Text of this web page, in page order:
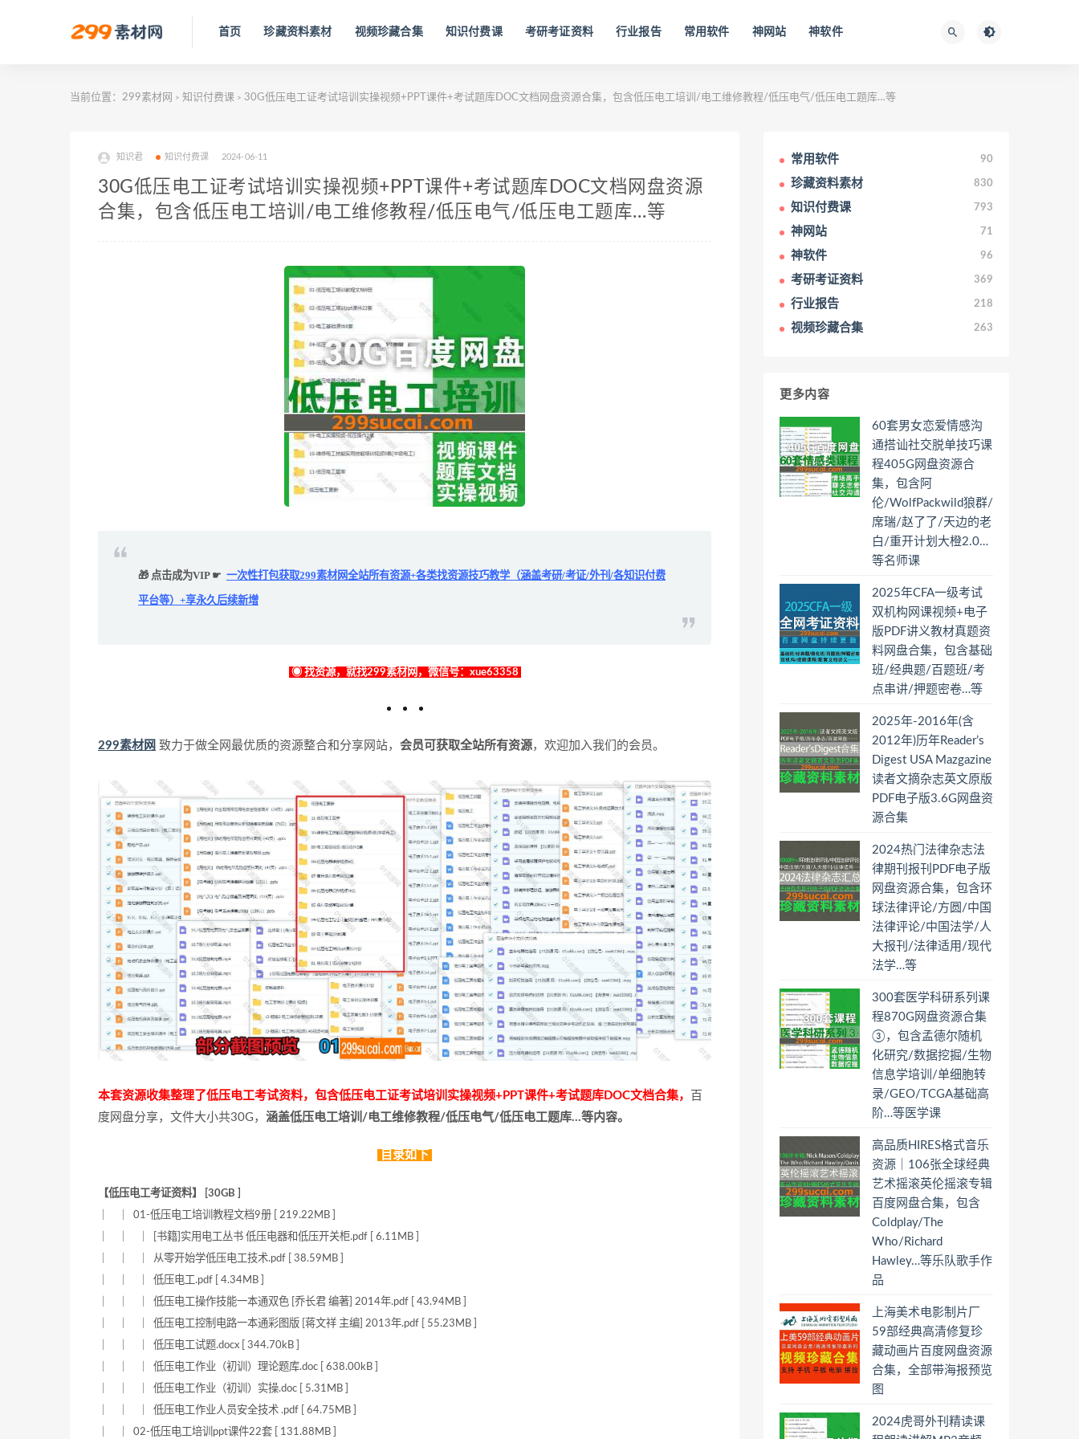
首页 珍藏资料素材 视频珍藏合集 知识付费课 考研考证资料 行业报告 常用软件 神网站 神软件
当前位置： 299素材网 > 知识付费课 > 30G低压电工证考试培训实操视频+PPT课件+考试题库DOC文档网盘资源合集，包含低压电工培训/电工维修教程/低压电气/低压电工题库…等
知识君 知识付费课 2024-06-11
30G低压电工证考试培训实操视频+PPT课件+考试题库DOC文档网盘资源
合集，包含低压电工培训/电工维修教程/低压电气/低压电工题库…等
🎁 点击成为VIP ☛ 一次性打包获取299素材网全站所有资源+各类找资源技巧教学（涵盖考研/考证/外刊/各知识付费
平台等）+享永久后续新增
◉ 找资源，就找299素材网，微信号：xue63358
299素材网 致力于做全网最优质的资源整合和分享网站， 会员可获取全站所有资源，欢迎加入我们的会员。
本套资源收集整理了低压电工考试资料，包含低压电工证考试培训实操视频+PPT课件+考试题库DOC文档合集，
百
度网盘分享，文件大小共30G， 涵盖低压电工培训/电工维修教程/低压电气/低压电工题库…等内容。
目录如下
【低压电工考证资料】 [30GB ]
｜ ｜ 01-低压电工培训教程文档9册 [ 219.22MB ]
｜ ｜ ｜ [书籍]实用电工丛书 低压电器和低压开关柜.pdf [ 6.11MB ]
｜ ｜ ｜ 从零开始学低压电工技术.pdf [ 38.59MB ]
｜ ｜ ｜ 低压电工.pdf [ 4.34MB ]
｜ ｜ ｜ 低压电工操作技能一本通双色 [乔长君 编著] 2014年.pdf [ 43.94MB ]
｜ ｜ ｜ 低压电工控制电路一本通彩图版 [蒋文祥 主编] 2013年.pdf [ 55.23MB ]
｜ ｜ ｜ 低压电工试题.docx [ 344.70kB ]
｜ ｜ ｜ 低压电工作业（初训）理论题库.doc [ 638.00kB ]
｜ ｜ ｜ 低压电工作业（初训）实操.doc [ 5.31MB ]
｜ ｜ ｜ 低压电工作业人员安全技术 .pdf [ 64.75MB ]
｜ ｜ 02-低压电工培训ppt课件22套 [ 131.88MB ]
常用软件 90
珍藏资料素材 830
知识付费课 793
神网站 71
神软件 96
考研考证资料 369
行业报告 218
视频珍藏合集 263
更多内容
60套男女恋爱情感沟
通搭讪社交脱单技巧课
程405G网盘资源合
集，包含阿
伦/WolfPackwild狼群/
席瑞/赵了了/天边的老
白/重开计划大橙2.0…
等名师课
2025年CFA一级考试
双机构网课视频+电子
版PDF讲义教材真题资
料网盘合集，包含基础
班/经典题/百题班/考
点串讲/押题密卷…等
2025年-2016年(含
2012年)历年Reader’s
Digest USA Mazgazine
读者文摘杂志英文原版
PDF电子版3.6G网盘资
源合集
2024热门法律杂志法
律期刊报刊PDF电子版
网盘资源合集，包含环
球法律评论/方圆/中国
法律评论/中国法学/人
大报刊/法律适用/现代
法学…等
300套医学科研系列课
程870G网盘资源合集
③，包含孟德尔随机
化研究/数据挖掘/生物
信息学培训/单细胞转
录/GEO/TCGA基础高
阶…等医学课
高品质HIRES格式音乐
资源｜106张全球经典
艺术摇滚英伦摇滚专辑
百度网盘合集，包含
Coldplay/The
Who/Richard
Hawley…等乐队歌手作
品
上海美术电影制片厂
59部经典高清修复珍
藏动画片百度网盘资源
合集，全部带海报预览
图
2024虎哥外刊精读课